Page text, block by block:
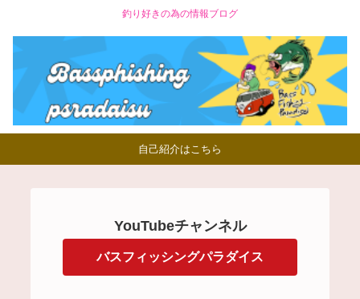
釣り好きの為の情報ブログ
自己紹介はこちら
YouTubeチャンネル
バスフィッシングパラダイス